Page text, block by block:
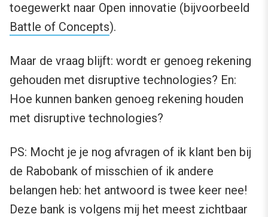
toegewerkt naar Open innovatie (bijvoorbeeld
Battle of Concepts).
Maar de vraag blijft: wordt er genoeg rekening
gehouden met disruptive technologies? En:
Hoe kunnen banken genoeg rekening houden
met disruptive technologies?
PS: Mocht je je nog afvragen of ik klant ben bij
de Rabobank of misschien of ik andere
belangen heb: het antwoord is twee keer nee!
Deze bank is volgens mij het meest zichtbaar